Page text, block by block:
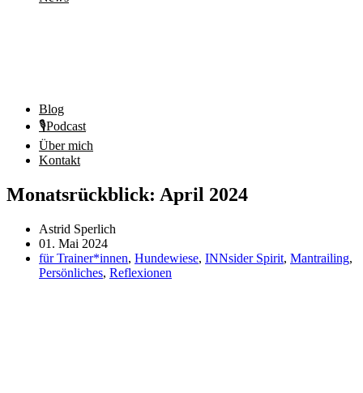
Blog
🎙️Podcast
Über mich
Kontakt
Monatsrückblick: April 2024
Astrid Sperlich
01. Mai 2024
für Trainer*innen, Hundewiese, INNsider Spirit, Mantrailing,
Persönliches, Reflexionen